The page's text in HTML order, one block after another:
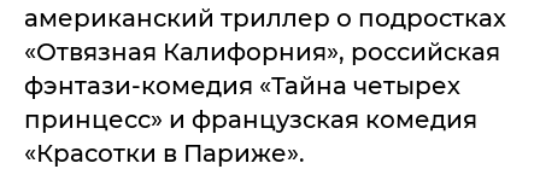
американский триллер о подростках
«Отвязная Калифорния», российская
фэнтази-комедия «Тайна четырех
принцесс» и французская комедия
«Красотки в Париже».